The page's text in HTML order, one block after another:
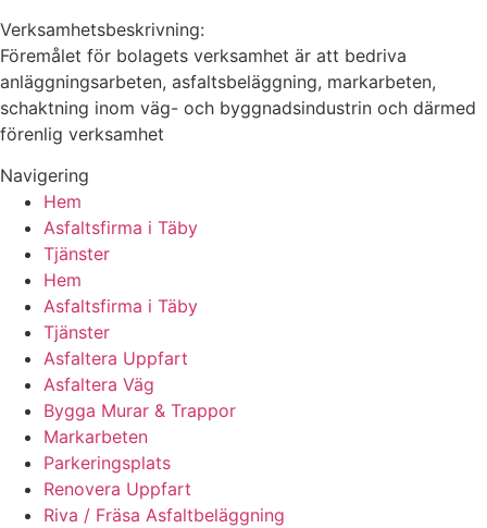
Verksamhetsbeskrivning:
Föremålet för bolagets verksamhet är att bedriva
anläggningsarbeten, asfaltsbeläggning, markarbeten,
schaktning inom väg- och byggnadsindustrin och därmed
förenlig verksamhet
Navigering
Hem
Asfaltsfirma i Täby
Tjänster
Hem
Asfaltsfirma i Täby
Tjänster
Asfaltera Uppfart
Asfaltera Väg
Bygga Murar & Trappor
Markarbeten
Parkeringsplats
Renovera Uppfart
Riva / Fräsa Asfaltbeläggning